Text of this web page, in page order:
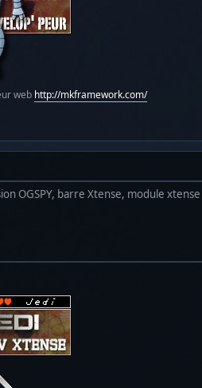
web http://mkframework.com/
OGSPY, barre Xtense, module